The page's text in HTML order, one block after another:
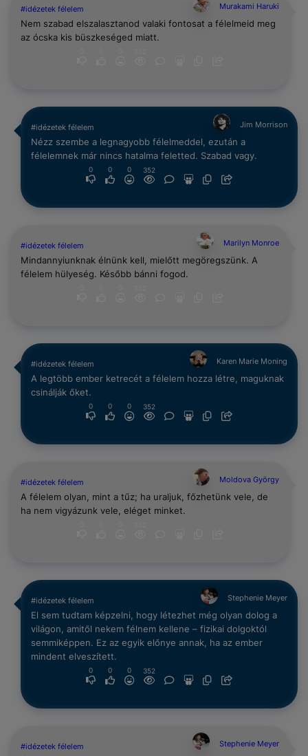
#idézetek félelem Murakami Haruki
Nem szabad elszalasztanod valaki fontosat a félelmeid meg
az ócska kis büszkeséged miatt.
#idézetek félelem Jim Morrison
Nézz szembe a legnagyobb félelmeddel, ezután a
félelemnek már nincs hatalma feletted. Szabad vagy.
0 0 0 352
#idézetek félelem Marilyn Monroe
Mindannyiunknak élnünk kell, mielőtt megöregszünk. A
félelem hülyeség. Később bánni fogod.
#idézetek félelem Karen Marie Moning
A legtöbb ember ketrecét a félelem hozza létre, maguknak
csinálják őket.
0 0 0 352
#idézetek félelem Moldova György
A félelem olyan, mint a tűz; ha uraljuk, főzhetünk vele, de
ha nem vigyázunk vele, eléget minket.
#idézetek félelem Stephenie Meyer
El sem tudtam képzelni, hogy létezhet még olyan dolog a
világon, amitől nekem félnem kellene – fizikai dolgoktól
semmiképpen. Ez az egyik előnye annak, ha az ember
mindent elveszített.
0 0 0 352
#idézetek félelem Stephenie Meyer